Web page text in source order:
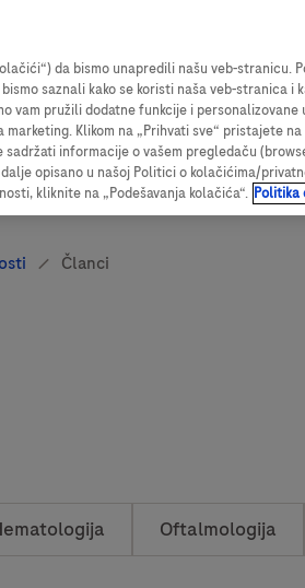
detaljnim informacijama o
da bismo unapredili našu veb-stranicu.
saznali kako se koristi naša veb-stranica i
vam pružili dodatne funkcije i personalizovane
Klikom na „Prihvati sve“ pristajete
informacije o vašem pregledaču
opisano u našoj Politici o kolačićima/
kliknite na „Podešavanja kolačića“. Politika